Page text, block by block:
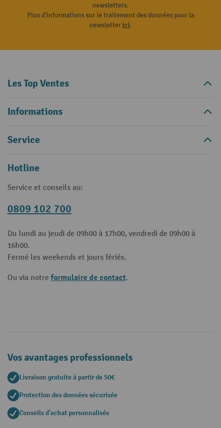
newsletters.
Plus d'informations sur le traitement des données pour la
newsletterici.
Les Top Ventes
Informations
Service
Hotline
Service et conseils au:
0809 102 700
Du lundi au jeudi de 09h00 à 17h00, vendredi de 09h00 à
16h00.
Fermé les weekends et jours fériés.
Ou via notre formulaire de contact.
Vos avantages professionnels
Livraison gratuite à partir de 50€
Protection des données sécurisée
Conseils d'achat personnalisés